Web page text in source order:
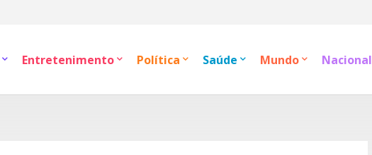
Entretenimento Política Saúde Mundo Nacional